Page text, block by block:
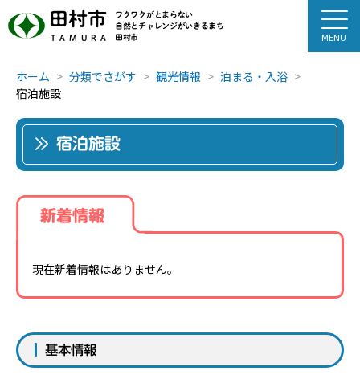
田村市
TAMURA
ワクワクがとまらない
自然とチャレンジがいきるまち
田村市
ホーム 分類でさがす 観光情報
泊まる・入浴
宿泊施設
宿泊施設
新着情報
現在新着情報はありません。
基本情報